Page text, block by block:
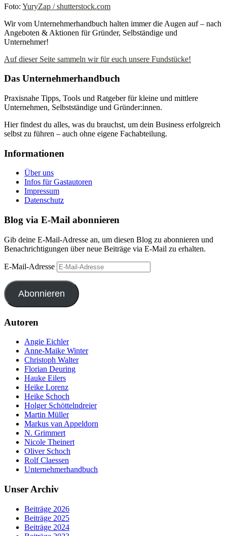
Foto: YuryZap / shutterstock.com
Wir vom Unternehmerhandbuch halten immer die Augen auf – nach
Angeboten & Aktionen für Gründer, Selbständige und
Unternehmer!
Auf dieser Seite sammeln wir für euch unsere Fundstücke!
Das Unternehmerhandbuch
Praxisnahe Tipps, Tools und Ratgeber für kleine und mittlere
Unternehmen, Selbstständige und Gründer:innen.
Hier findest du alles, was du brauchst, um dein Business erfolgreich
selbst zu führen – auch ohne eigene Fachabteilung.
Informationen
Über uns
Infos für Gastautoren
Impressum
Datenschutz
Blog via E-Mail abonnieren
Gib deine E-Mail-Adresse an, um diesen Blog zu abonnieren und
Benachrichtigungen über neue Beiträge via E-Mail zu erhalten.
E-Mail-Adresse
Abonnieren
Autoren
Angie Eichler
Anne-Maike Winter
Christoph Walter
Florian Deuring
Hauke Eilers
Heike Lorenz
Heike Schoch
Holger Schöttelndreier
Martin Müller
Markus van Appeldorn
N. Grimmert
Nicole Theinert
Oliver Schoch
Rolf Claessen
Unternehmerhandbuch
Unser Archiv
Beiträge 2026
Beiträge 2025
Beiträge 2024